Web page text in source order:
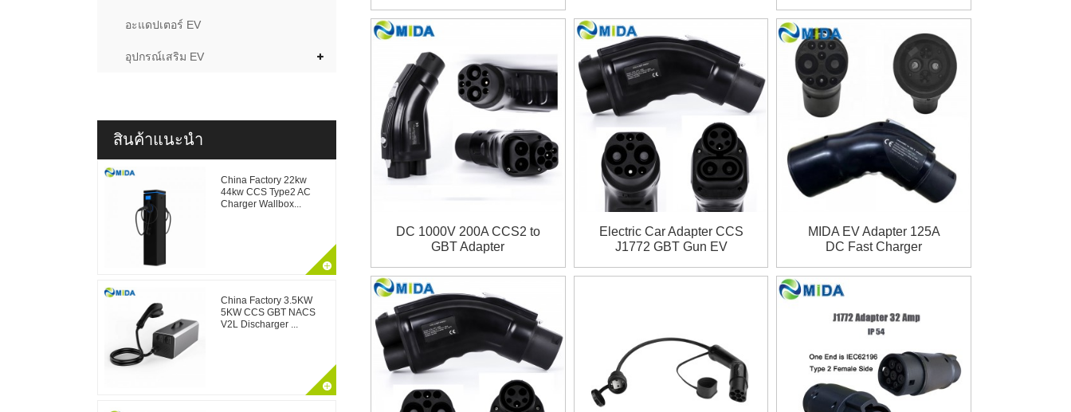
อะแดปเตอร์ EV
อุปกรณ์เสริม EV
สินค้าแนะนำ
China Factory 22kw
44kw CCS Type2 AC
Charger Wallbox...
China Factory 3.5KW
5KW CCS GBT NACS
V2L Discharger ...
Model 3 X Y S
to CCS2 Adapter
DC 1000V 200A CCS2 to
GBT Adapter
Electric Car Adapter CCS
J1772 GBT Gun EV
GB/T Adapter
MIDA EV Adapter 125A
DC Fast Charger
Adapter